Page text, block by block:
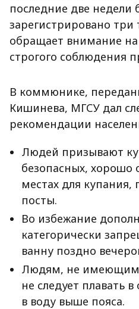
последние две недели
зарегистрировано три
обращает внимание
строгого соблюдения
В коммюнике,
Кишинева, МГСУ дал
рекомендации
Людей призывают
безопасных, хорошо
местах для купания,
посты.
Во избежание
категорически
ванну поздно
Людям, не имеющим
не следует плавать
в воду выше пояса.